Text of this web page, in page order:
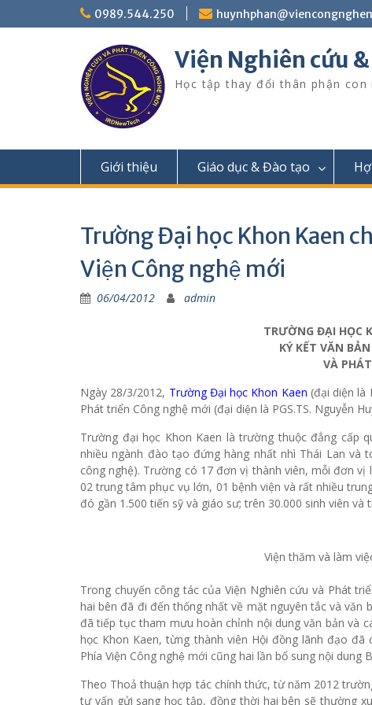
to
0989.544.250
Viện Nghiên cứu
Học tập thay đổi thân phận con
Giới thiệu Giáo dục & Đào tạo
Trường Đại học Khon Kaen
Viện Công nghệ mới
06/04/2012 admin
TRƯỜNG ĐẠI HỌC
KÝ KẾT VĂN
VÀ
Ngày 28/3/2012, Trường Đại học Khon Kaen (đại diện là
Phát triển Công nghệ mới (đại diện là PGS.TS. Nguyễn
Trường đại học Khon Kaen là trường thuộc đẳng cấp
nhiều ngành đào tạo đứng hàng nhất nhì Thái Lan và
công nghệ). Trường có 17 đơn vị thành viên, mỗi đơn
02 trung tâm phục vụ lớn, 01 bệnh viện và rất nhiều
đó gần 1.500 tiến sỹ và giáo sư; trên 30.000 sinh viên và
Viện thăm và làm
Trong chuyến công tác của Viện Nghiên cứu và Phát
hai bên đã đi đến thống nhất về mặt nguyên tắc và văn
đã tiếp tục tham mưu hoàn chỉnh nội dung văn bản và
học Khon Kaen, từng thành viên Hội đồng lãnh đạo
Phía Viện Công nghệ mới cũng hai lần bổ sung nội dung
Theo Thoả thuận hợp tác chính thức, từ năm 2012
tư vấn gửi sang học tập, đồng thời hai bên sẽ thường